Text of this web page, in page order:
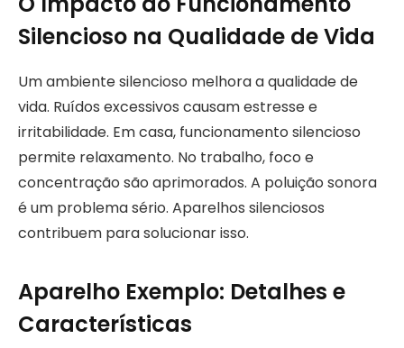
Silencioso na Qualidade de Vida
Um ambiente silencioso melhora a qualidade de
vida. Ruídos excessivos causam estresse e
irritabilidade. Em casa, funcionamento silencioso
permite relaxamento. No trabalho, foco e
concentração são aprimorados. A poluição sonora
é um problema sério. Aparelhos silenciosos
contribuem para solucionar isso.
Aparelho Exemplo: Detalhes e
Características